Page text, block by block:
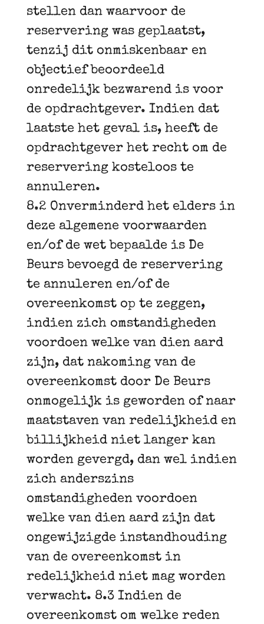
stellen dan waarvoor de
reservering was geplaatst,
tenzij dit onmiskenbaar en
objectief beoordeeld
onredelijk bezwarend is voor
de opdrachtgever. Indien dat
laatste het geval is, heeft de
opdrachtgever het recht om de
reservering kosteloos te
annuleren.
8.2 Onverminderd het elders in
deze algemene voorwaarden
en/of de wet bepaalde is De
Beurs bevoegd de reservering
te annuleren en/of de
overeenkomst op te zeggen,
indien zich omstandigheden
voordoen welke van dien aard
zijn, dat nakoming van de
overeenkomst door De Beurs
onmogelijk is geworden of naar
maatstaven van redelijkheid en
billijkheid niet langer kan
worden gevergd, dan wel indien
zich anderszins
omstandigheden voordoen
welke van dien aard zijn dat
ongewijzigde instandhouding
van de overeenkomst in
redelijkheid niet mag worden
verwacht. 8.3 Indien de
overeenkomst om welke reden